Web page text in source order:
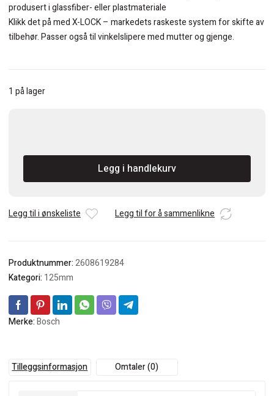
produsert i glassfiber- eller plastmateriale
Klikk det på med X-LOCK – markedets raskeste system for skifte av
tilbehør. Passer også til vinkelslipere med mutter og gjenge.
1 på lager
LOCH
Multi
kappeskive
lang
levetid
den
blir
antall
Legg i handlekurv
Legg til i ønskeliste Legg til for å sammenlikne
Produktnummer:2608619284
Kategori: 125mm
Merke:Bosch
Tilleggsinformasjon Omtaler (0)